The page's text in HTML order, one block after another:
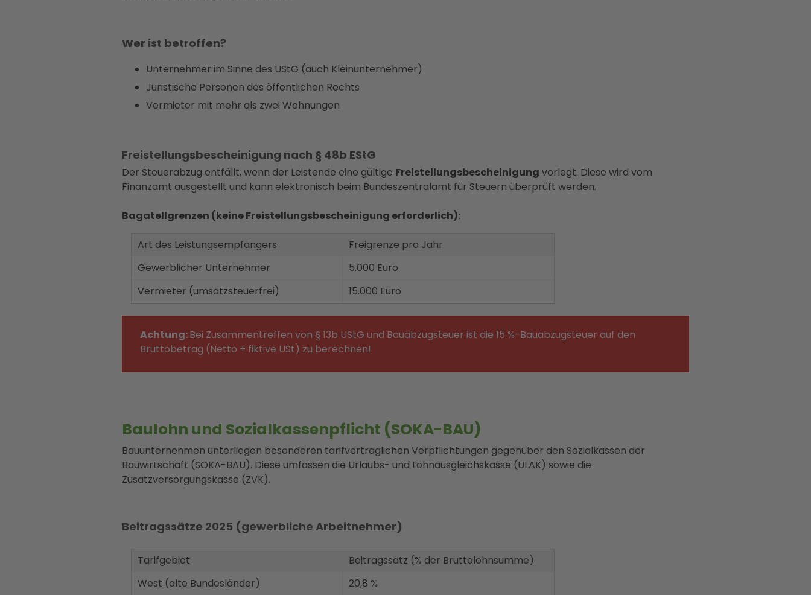
Wer ist betroffen?
Unternehmer im Sinne des UStG (auch Kleinunternehmer)
Juristische Personen des öffentlichen Rechts
Vermieter mit mehr als zwei Wohnungen
Freistellungsbescheinigung nach § 48b EStG
Der Steuerabzug entfällt, wenn der Leistende eine gültige Freistellungsbescheinigung vorlegt. Diese wird vom
Finanzamt ausgestellt und kann elektronisch beim Bundeszentralamt für Steuern überprüft werden.
Bagatellgrenzen (keine Freistellungsbescheinigung erforderlich):
Art des Leistungsempfängers
Freigrenze pro Jahr
Gewerblicher Unternehmer
5.000 Euro
Vermieter (umsatzsteuerfrei)
15.000 Euro
Achtung:Bei Zusammentreffen von § 13b UStG und Bauabzugsteuer ist die 15 %-Bauabzugsteuer auf den
Bruttobetrag (Netto + fiktive USt) zu berechnen!
Baulohn und Sozialkassenpflicht (SOKA-BAU)
Bauunternehmen unterliegen besonderen tarifvertraglichen Verpflichtungen gegenüber den Sozialkassen der
Bauwirtschaft (SOKA-BAU). Diese umfassen die Urlaubs- und Lohnausgleichskasse (ULAK) sowie die
Zusatzversorgungskasse (ZVK).
Beitragssätze 2025 (gewerbliche Arbeitnehmer)
Tarifgebiet
Beitragssatz (% der Bruttolohnsumme)
West (alte Bundesländer) 20,8 %